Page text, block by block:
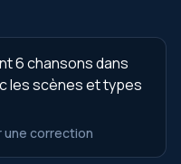
6 chansons dans
les scènes et types
une correction